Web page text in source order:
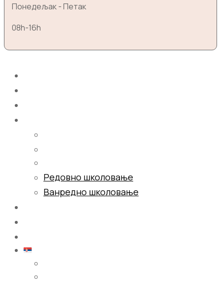
Понедељак - Петак
08h-16h
Редовно школовање
Ванредно школовање